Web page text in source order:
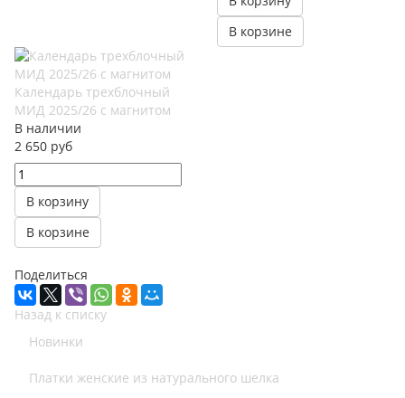
В корзине
Календарь трехблочный
МИД 2025/26 с магнитом
В наличии
2 650 руб
В корзину
В корзине
Поделиться
Назад к списку
Новинки
Платки женские из натурального шелка